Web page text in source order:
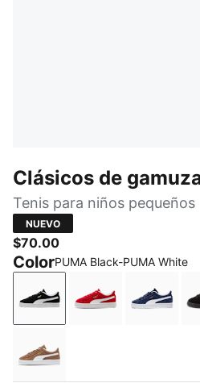
Clásicos de
Tenis para niños pequeños
NUEVO
$70.00
ColorPUMA Black-PUMA White
PUMA Black-PUMA White
For All TimePUMA
Haute Coffee-PUMA White